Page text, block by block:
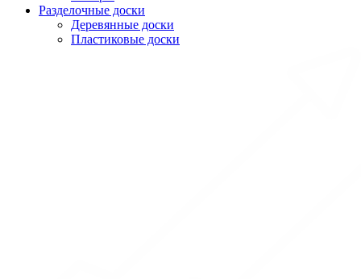
Разделочные доски
Деревянные доски
Пластиковые доски